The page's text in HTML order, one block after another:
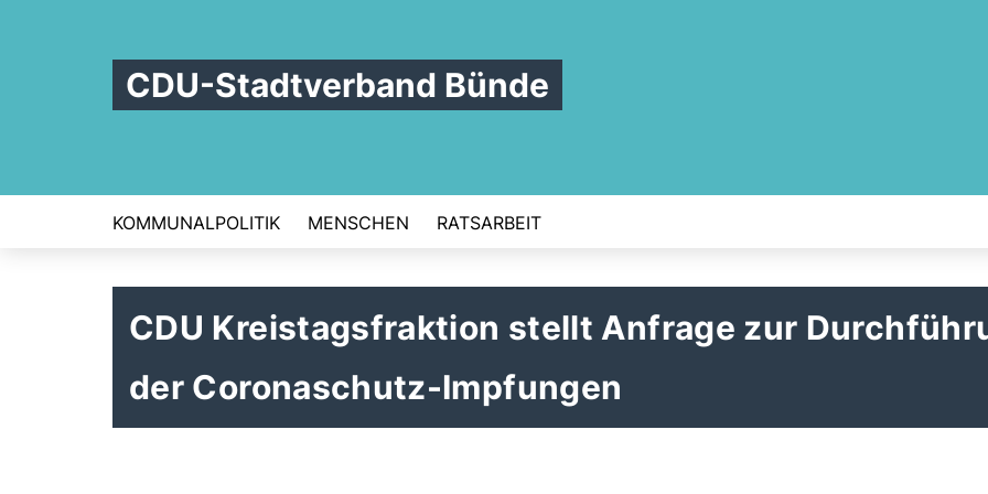
CDU-Stadtverband Bünde
KOMMUNALPOLITIK MENSCHEN RATSARBEIT
CDU Kreistagsfraktion stellt Anfrage zur
der Coronaschutz-Impfungen